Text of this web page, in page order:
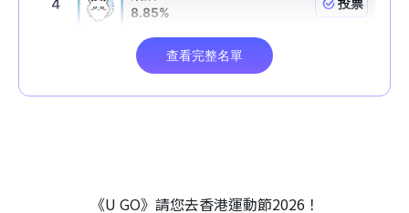
《U GO》請您去香港運動節2026！